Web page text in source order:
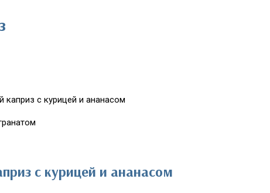
каприз с курицей и ананасом
с курицей и ананасом